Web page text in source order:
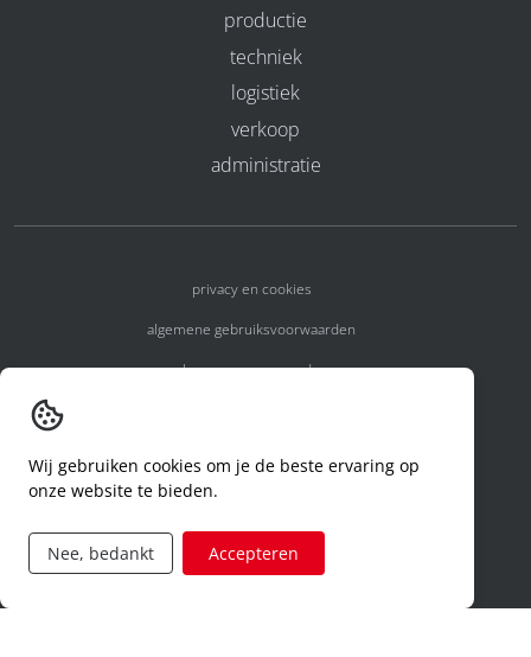
productie
techniek
logistiek
verkoop
administratie
privacy en cookies
algemene gebruiksvoorwaarden
algemene voorwaarden
code of conduct
aanvraag rechten ivm privacy
Wij gebruiken cookies om je de beste ervaring op
onze website te bieden.
Nee, bedankt Accepteren